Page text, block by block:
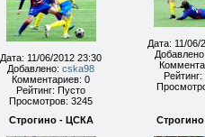
Дата: 11/06/2012 23:30
Добавлено: cska98
Комментариев: 0
Рейтинг: Пусто
Просмотров: 3245
Дата: 11/06/
Строгино - ЦСКА